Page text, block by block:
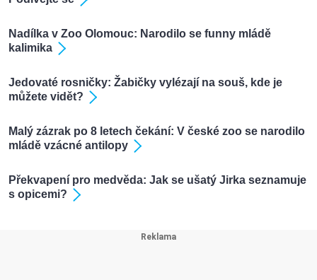
Nadílka v Zoo Olomouc: Narodilo se funny mládě
kalimika
Jedovaté rosničky: Žabičky vylézají na souš, kde je
můžete vidět?
Malý zázrak po 8 letech čekání: V české zoo se narodilo
mládě vzácné antilopy
Překvapení pro medvěda: Jak se ušatý Jirka seznamuje
s opicemi?